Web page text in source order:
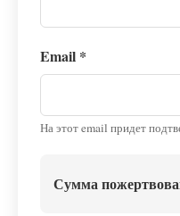
Email *
На этот email придет
Сумма